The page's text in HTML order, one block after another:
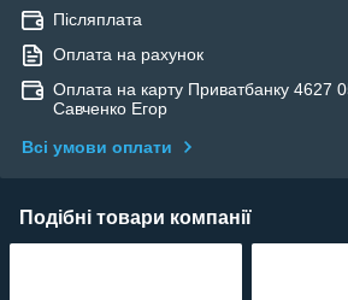
Післяплата
Оплата на рахунок
Оплата на карту Приватбанку 4627
Савченко Егор
Всі умови оплати
Подібні товари компанії